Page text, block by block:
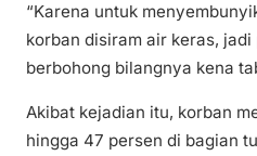
“Karena untuk
korban disiram air keras,
berbohong bilangnya kena
Akibat kejadian itu, korban
hingga 47 persen di bagian